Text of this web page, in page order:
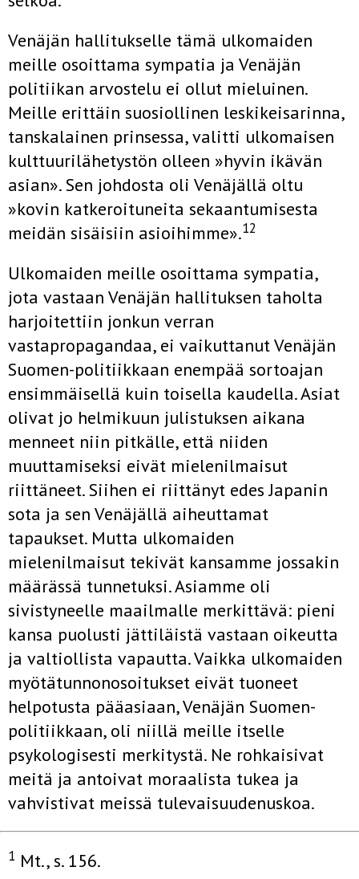
Venäjän hallitukselle tämä ulkomaiden
meille osoittama sympatia ja Venäjän
politiikan arvostelu ei ollut mieluinen.
Meille erittäin suosiollinen leskikeisarinna,
tanskalainen prinsessa, valitti ulkomaisen
kult­tuurilähetystön olleen »hyvin ikävän
asian». Sen johdosta oli Venäjällä oltu
»kovin katkeroituneita sekaantumisesta
meidän sisäisiin asioi­himme».12
Ulkomaiden meille osoittama sympatia,
jota vastaan Venäjän halli­tuksen taholta
harjoitettiin jonkun verran
vastapropagandaa, ei vai­kuttanut Venäjän
Suomen-politiikkaan enempää sortoajan
ensimmäi­sellä kuin toisella kaudella. Asiat
olivat jo helmikuun julistuksen aikana
menneet niin pitkälle, että niiden
muuttamiseksi eivät mielenilmaisut
riittäneet. Siihen ei riittänyt edes Japanin
sota ja sen Venäjällä aiheut­tamat
tapaukset. Mutta ulkomaiden
mielenilmaisut tekivät kansamme jossakin
mää­rässä tunnetuksi. Asiamme oli
sivistyneelle maailmalle merkittävä: pieni
kansa puolusti jättiläistä vastaan oikeutta
ja valtiollista vapautta. Vaikka ulkomaiden
myötätunnonosoitukset eivät tuoneet
helpotusta pääasiaan, Venäjän Suomen-
politiikkaan, oli niillä meille itselle
psykologisesti merkitystä. Ne rohkaisivat
meitä ja antoivat moraalista tukea ja
vahvistivat meissä tulevaisuudenuskoa.
1 Mt., s. 156.